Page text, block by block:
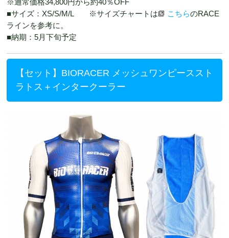
※通常価格34,800円から約40％OFF
■サイズ：XS/S/M/L ※サイズチャートは
こちらのRACE
ラインを参考に。
■納期：5月下旬予定
【セット】BIORACER メッシュワンピーススト
ラトス＋インタークーラー